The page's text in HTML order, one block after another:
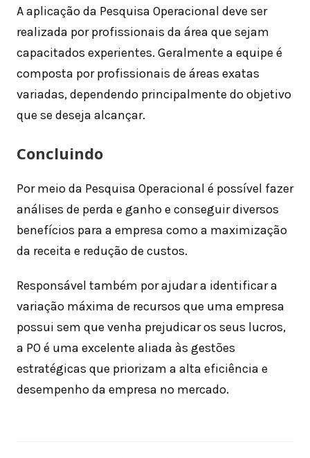
A aplicação da Pesquisa Operacional deve ser
realizada por profissionais da área que sejam
capacitados experientes. Geralmente a equipe é
composta por profissionais de áreas exatas
variadas, dependendo principalmente do objetivo
que se deseja alcançar.
Concluindo
Por meio da Pesquisa Operacional é possível fazer
análises de perda e ganho e conseguir diversos
benefícios para a empresa como a maximização
da receita e redução de custos.
Responsável também por ajudar a identificar a
variação máxima de recursos que uma empresa
possui sem que venha prejudicar os seus lucros,
a PO é uma excelente aliada às gestões
estratégicas que priorizam a alta eficiência e
desempenho da empresa no mercado.